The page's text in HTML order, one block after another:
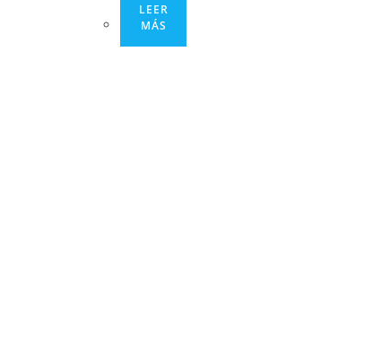
LEER
MÁS